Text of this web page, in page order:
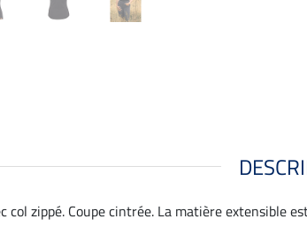
col zippé. Coupe cintrée. La matière extensible